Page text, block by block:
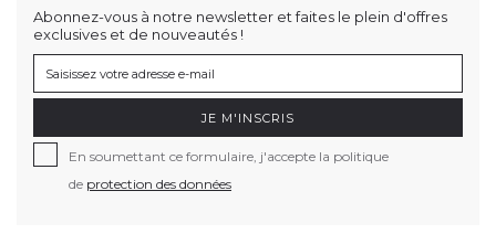
Abonnez-vous à notre newsletter et faites le plein d'offres
exclusives et de nouveautés !
JE M'INSCRIS
En soumettant ce formulaire, j'accepte la politique
de protection des données